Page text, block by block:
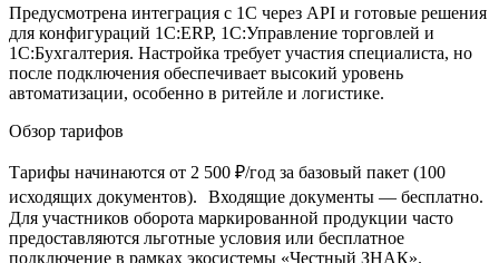
Предусмотрена интеграция с 1С через API и готовые решения
для конфигураций 1С:ERP, 1С:Управление торговлей и
1С:Бухгалтерия. Настройка требует участия специалиста, но
после подключения обеспечивает высокий уровень
автоматизации, особенно в ритейле и логистике.
Обзор тарифов
Тарифы начинаются от 2 500 ₽/год за базовый пакет (100
исходящих документов). Входящие документы — бесплатно.
Для участников оборота маркированной продукции часто
предоставляются льготные условия или бесплатное
подключение в рамках экосистемы «Честный ЗНАК».